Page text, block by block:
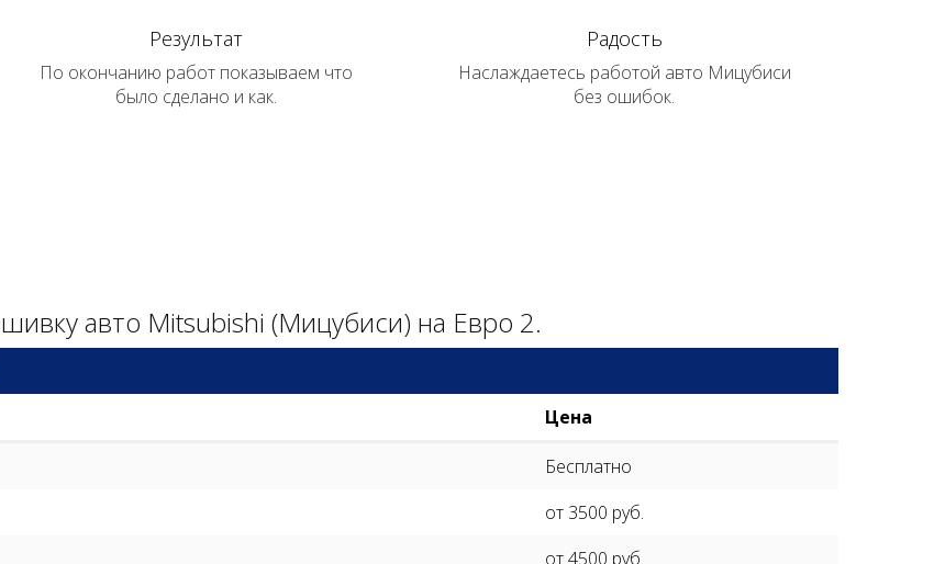
Результат
По окончанию работ показываем что
было сделано и как.
Радость
Наслаждаетесь работой авто Мицубиси
без ошибок.
авто Mitsubishi (Мицубиси) на Евро 2.
Цена
Бесплатно
от 3500 руб.
от 4500 руб.